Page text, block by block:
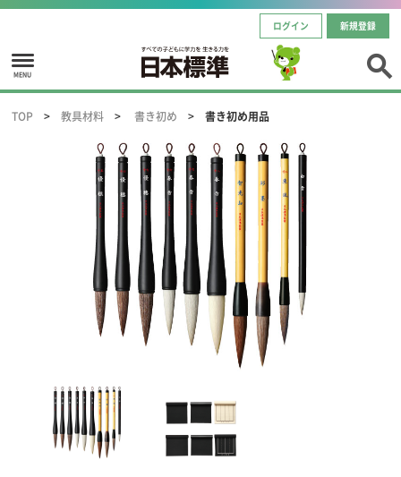
ログイン 新規登録
MENU
TOP 教具材料 書き初め 書き初め用品